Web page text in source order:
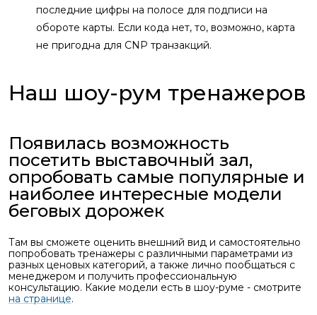
последние цифры на полосе для подписи на
обороте карты. Если кода нет, то, возможно, карта
не пригодна для CNP транзакций.
Наш шоу-рум тренажеров
Появилась возможность
посетить выставочный зал,
опробовать самые популярные и
наиболее интересные модели
беговых дорожек
Там вы сможете оценить внешний вид и самостоятельно
попробовать тренажеры с различными параметрами из
разных ценовых категорий, а также лично пообщаться с
менеджером и получить профессиональную
консультацию. Какие модели есть в шоу-руме - смотрите
на странице.